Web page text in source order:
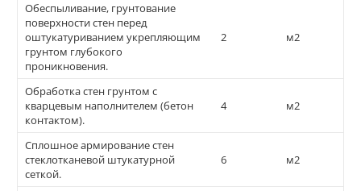
Обеспыливание, грунтование
поверхности стен перед
оштукатуриванием укрепляющим
грунтом глубокого
проникновения.
2 м2
Обработка стен грунтом с
кварцевым наполнителем (бетон
контактом).
4 м2
Сплошное армирование стен
стеклотканевой штукатурной
сеткой.
6 м2